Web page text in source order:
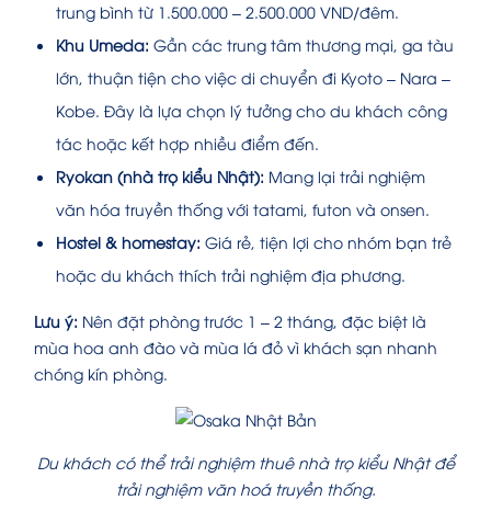
trung bình từ 1.500.000 – 2.500.000 VND/đêm.
Khu Umeda: Gần các trung tâm thương mại, ga tàu
lớn, thuận tiện cho việc di chuyển đi Kyoto – Nara –
Kobe. Đây là lựa chọn lý tưởng cho du khách công
tác hoặc kết hợp nhiều điểm đến.
Ryokan (nhà trọ kiểu Nhật): Mang lại trải nghiệm
văn hóa truyền thống với tatami, futon và onsen.
Hostel & homestay: Giá rẻ, tiện lợi cho nhóm bạn trẻ
hoặc du khách thích trải nghiệm địa phương.
Lưu ý: Nên đặt phòng trước 1 – 2 tháng, đặc biệt là
mùa hoa anh đào và mùa lá đỏ vì khách sạn nhanh
chóng kín phòng.
Du khách có thể trải nghiệm thuê nhà trọ kiểu Nhật để
trải nghiệm văn hoá truyền thống.